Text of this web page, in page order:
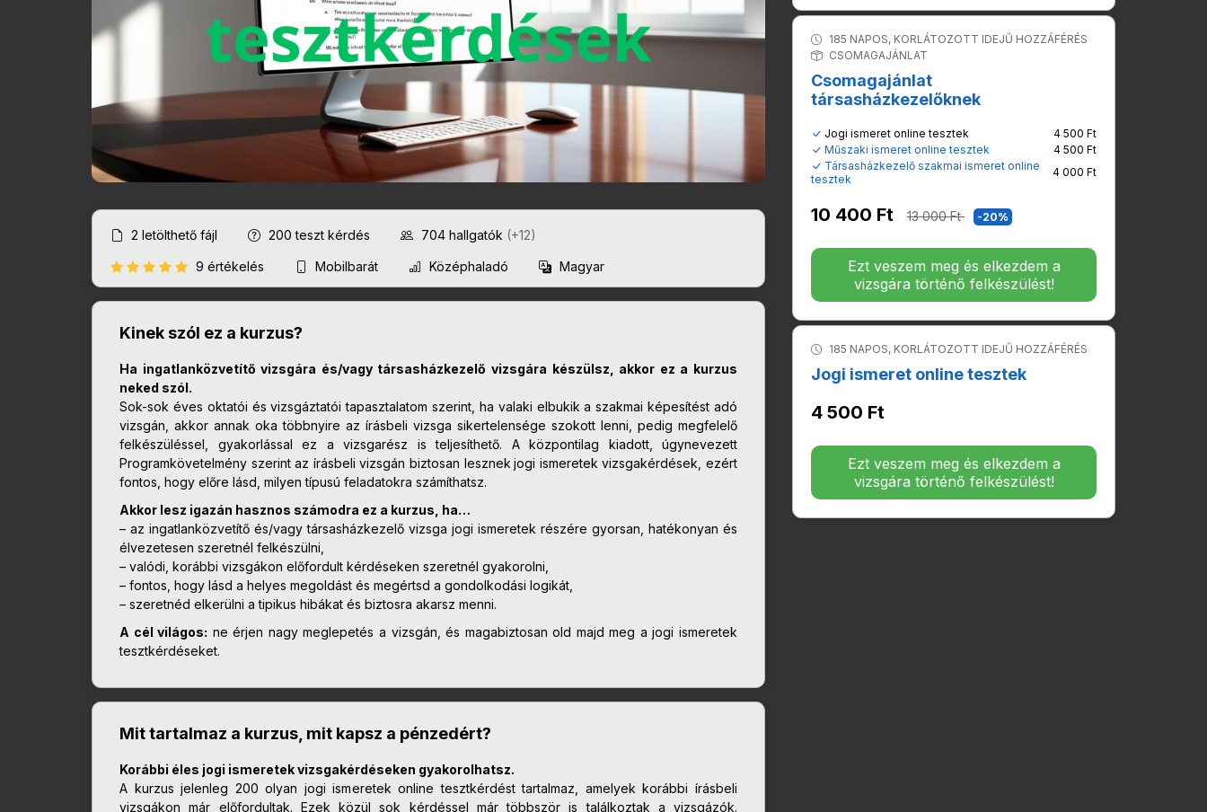
2 letölthető fájl 200teszt kérdés 704 hallgatók (+12)
9 értékelés Mobilbarát Középhaladó Magyar
Kinek szól ez a kurzus?
Ha ingatlanközvetítő vizsgára és/vagy társasházkezelő vizsgára készülsz, akkor ez a kurzus
neked szól.
Sok-sok éves oktatói és vizsgáztatói tapasztalatom szerint, ha valaki elbukik a szakmai képesítést adó
vizsgán, akkor annak oka többnyire az írásbeli vizsga sikertelensége szokott lenni, pedig megfelelő
felkészüléssel, gyakorlással ez a vizsgarész is teljesíthető. A központilag kiadott, úgynevezett
Programkövetelmény szerint az írásbeli vizsgán biztosan lesznek jogi ismeretek vizsgakérdések, ezért
fontos, hogy előre lásd, milyen típusú feladatokra számíthatsz.
Akkor lesz igazán hasznos számodra ez a kurzus, ha…
– az ingatlanközvetítő és/vagy társasházkezelő vizsga jogi ismeretek részére gyorsan, hatékonyan és
élvezetesen szeretnél felkészülni,
– valódi, korábbi vizsgákon előfordult kérdéseken szeretnél gyakorolni,
– fontos, hogy lásd a helyes megoldást és megértsd a gondolkodási logikát,
– szeretnéd elkerülni a tipikus hibákat és biztosra akarsz menni.
A cél világos: ne érjen nagy meglepetés a vizsgán, és magabiztosan old majd meg a jogi ismeretek
tesztkérdéseket.
Mit tartalmaz a kurzus, mit kapsz a pénzedért?
Korábbi éles jogi ismeretek vizsgakérdéseken gyakorolhatsz.
A kurzus jelenleg 200 olyan jogi ismeretek online tesztkérdést tartalmaz, amelyek korábbi írásbeli
vizsgákon már előfordultak. Ezek közül sok kérdéssel már többször is találkoztak a vizsgázók.
185 NAPOS, KORLÁTOZOTT IDEJŰ HOZZÁFÉRÉS
CSOMAGAJÁNLAT
Csomagajánlat
társasházkezelőknek
Jogi ismeret online tesztek
4 500 Ft
Műszaki ismeret online tesztek
4 500 Ft
Társasházkezelő szakmai ismeret online
tesztek
4 000 Ft
10 400 Ft 13 000 Ft -20%
Ezt veszem meg és elkezdem a
vizsgára történő felkészülést!
185 NAPOS, KORLÁTOZOTT IDEJŰ HOZZÁFÉRÉS
Jogi ismeret online tesztek
4 500 Ft
Ezt veszem meg és elkezdem a
vizsgára történő felkészülést!